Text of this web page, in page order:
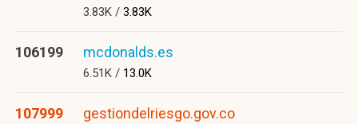
3.83K / 3.83K
106199 mcdonalds.es
6.51K / 13.0K
107999 gestiondelriesgo.gov.co